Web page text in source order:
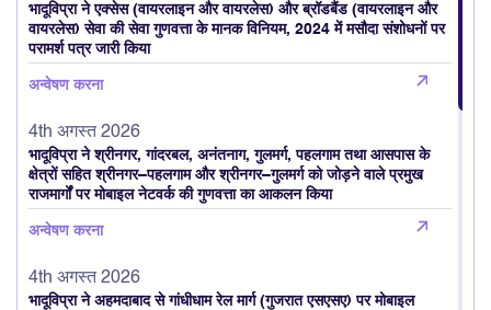
भादूविप्रा ने एक्सेस (वायरलाइन और वायरलेस) और ब्रॉडबैंड (वायरलाइन और
वायरलेस) सेवा की सेवा गुणवत्ता के मानक विनियम, 2024 में मसौदा संशोधनों पर
परामर्श पत्र जारी किया
अन्वेषण करना
4th अगस्त 2026
भादूविप्रा ने श्रीनगर, गांदरबल, अनंतनाग, गुलमर्ग, पहलगाम तथा आसपास के
क्षेत्रों सहित श्रीनगर–पहलगाम और श्रीनगर–गुलमर्ग को जोड़ने वाले प्रमुख
राजमार्गों पर मोबाइल नेटवर्क की गुणवत्ता का आकलन किया
अन्वेषण करना
4th अगस्त 2026
भादूविप्रा ने अहमदाबाद से गांधीधाम रेल मार्ग (गुजरात एसएसए) पर मोबाइल